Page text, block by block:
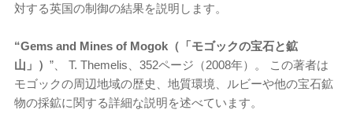
対する英国の制御の結果を説明します。
“Gems and Mines of Mogok（「モゴックの宝石と鉱
山」） ”、 T. Themelis、352ページ（2008年）。 この著者は
モゴックの周辺地域の歴史、地質環境、ルビーや他の宝石鉱
物の採鉱に関する詳細な説明を述べています。